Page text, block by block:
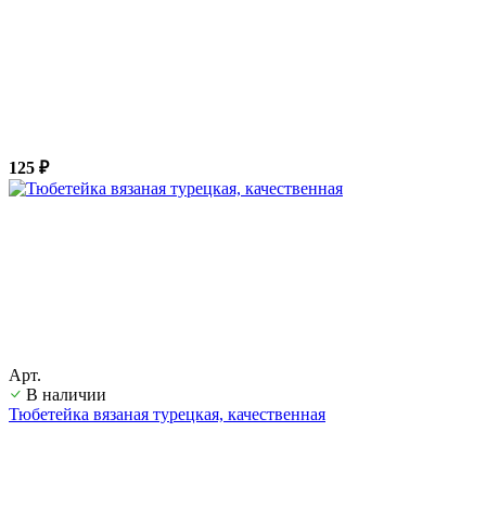
125 ₽
Арт.
В наличии
Тюбетейка вязаная турецкая, качественная